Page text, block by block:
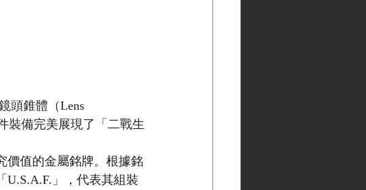
頭錐體（Lens
裝備完美展現了「二戰生
價值的金屬銘牌。根據銘
U.S.A.F.」，代表其組裝